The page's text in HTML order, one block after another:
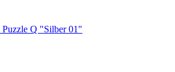
Puzzle Q "Silber 01"